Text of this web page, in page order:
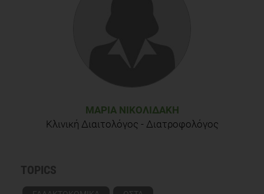
Dalbeth N et al. Acute effect of milk on serum urate
concentrations: a randomised controlled crossover trial. Ann
Dalbeth N et al. Identification of dairy fractions with anti-
inflammatory properties in models of acute gout. Ann Rheum
ΜΑΡΊΑ ΝΙΚΟΛΙΔΆΚΗ
Κλινική Διαιτολόγος - Διατροφολόγος
TOPICS